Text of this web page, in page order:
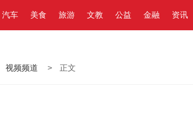
汽车 美食 旅游 文教 公益 金融 资讯
视频频道 > 正文